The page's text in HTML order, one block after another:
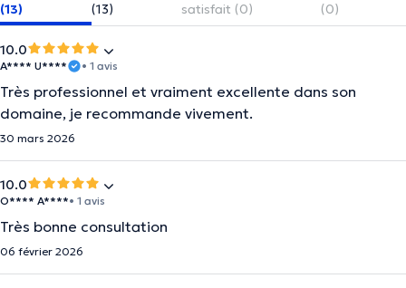
(13)
(13)
satisfait (0)
(0)
10.0
A**** U**** • 1 avis
Très professionnel et vraiment excellente dans son
domaine, je recommande vivement.
30 mars 2026
10.0
O**** A****• 1 avis
Très bonne consultation
06 février 2026